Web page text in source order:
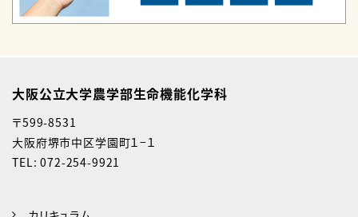
大阪公立大学農学部生命機能化学科
〒599-8531
大阪府堺市中区学園町１−１
TEL: 072-254-9921